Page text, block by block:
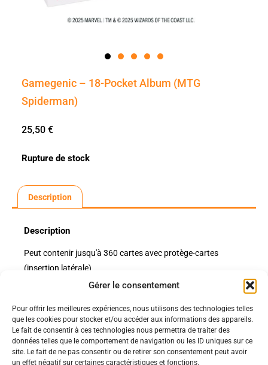
Gérer le consentement
Pour offrir les meilleures expériences, nous utilisons des technologies telles
que les cookies pour stocker et/ou accéder aux informations des appareils.
Le fait de consentir à ces technologies nous permettra de traiter des
données telles que le comportement de navigation ou les ID uniques sur ce
site. Le fait de ne pas consentir ou de retirer son consentement peut avoir
un effet négatif sur certaines caractéristiques et fonctions.
Gamegenic – 18-Pocket Album (MTG
Spiderman)
25,50 €
Rupture de stock
Description
Description
Peut contenir jusqu'à 360 cartes avec protège-cartes
(insertion latérale)
Nos pages
Nos évènements
Politiques
Politique de confidentialité
Nos conditions de vente et livraison